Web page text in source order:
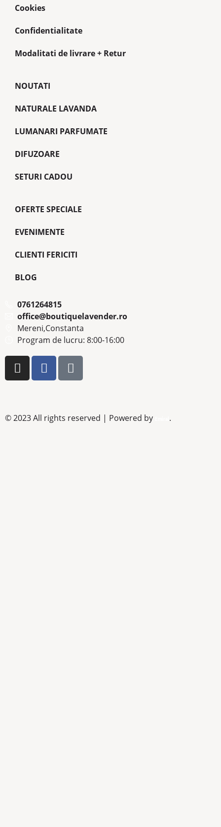
Cookies
Confidentialitate
Modalitati de livrare + Retur
NOUTATI
NATURALE LAVANDA
LUMANARI PARFUMATE
DIFUZOARE
SETURI CADOU
OFERTE SPECIALE
EVENIMENTE
CLIENTI FERICITI
BLOG
0761264815
office@boutiquelavender.ro
Mereni,Constanta
Program de lucru: 8:00-16:00
© 2023 All rights reserved | Powered by .